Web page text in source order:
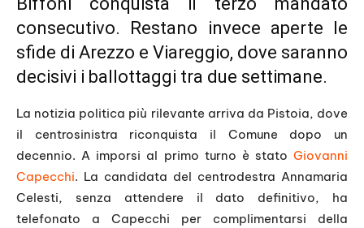
consecutivo. Restano invece aperte le
sfide di Arezzo e Viareggio, dove saranno
decisivi i ballottaggi tra due settimane.
La notizia politica più rilevante arriva da Pistoia, dove
il centrosinistra riconquista il Comune dopo un
decennio. A imporsi al primo turno è stato Giovanni
Capecchi. La candidata del centrodestra Annamaria
Celesti, senza attendere il dato definitivo, ha
telefonato a Capecchi per complimentarsi della